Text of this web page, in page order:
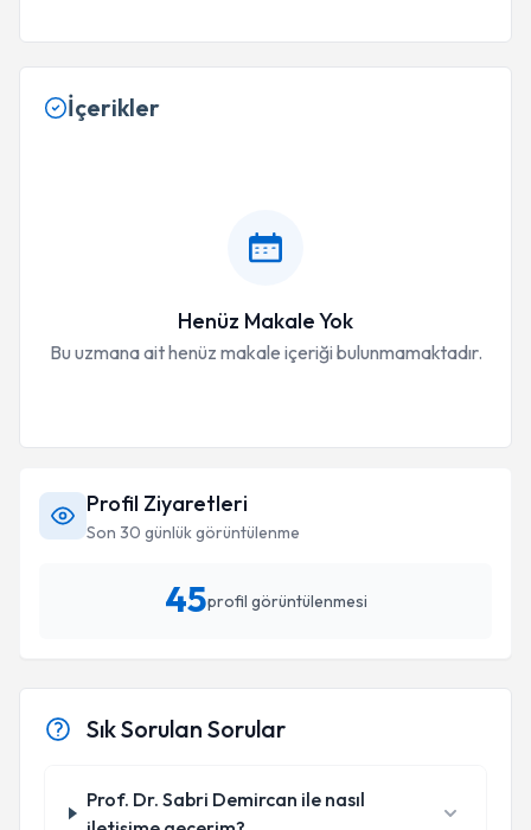
İçerikler
Henüz Makale Yok
Bu uzmana ait henüz makale içeriği bulunmamaktadır.
Profil Ziyaretleri
Son 30 günlük görüntülenme
45profil görüntülenmesi
Sık Sorulan Sorular
Prof. Dr. Sabri Demircan ile nasıl